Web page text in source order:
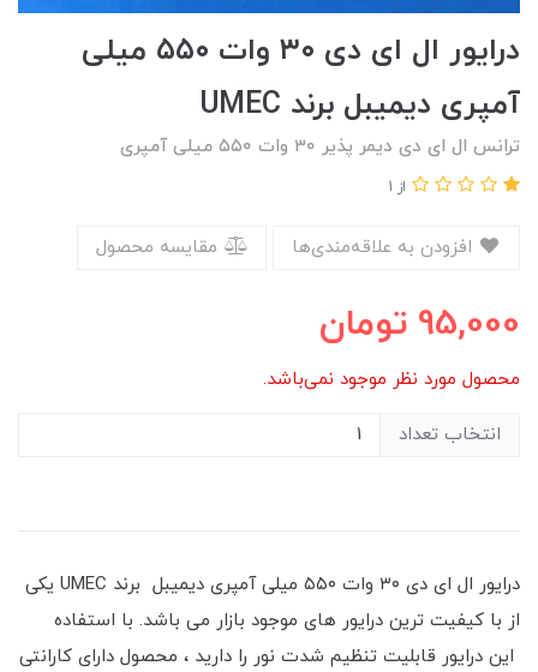
درایور ال ای‌‌ دی ۳۰ وات ۵۵۰ میلی
آمپری دیمیبل برند UMEC
ترانس ال ای دی دیمر پذیر ۳۰ وات ۵۵۰ میلی آمپری
از 1
مقایسه محصول
95,000 تومان
محصول مورد نظر موجود نمی‌باشد.
انتخاب تعداد
درایور ال ای‌‌ دی ۳۰ وات ۵۵۰ میلی آمپری دیمیبل برند UMEC یکی
از با کیفیت ترین درایور های موجود بازار می باشد. با استفاده
این درایور قابلیت تنظیم شدت نور را دارید ، محصول دارای کارانتی